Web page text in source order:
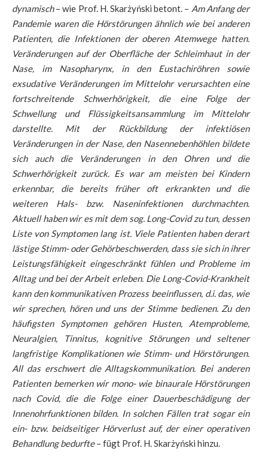
dynamisch– wie Prof. H. Skarżyński betont. – Am Anfang der
Pandemie waren die Hörstörungen ähnlich wie bei anderen
Patienten, die Infektionen der oberen Atemwege hatten.
Veränderungen auf der Oberfläche der Schleimhaut in der
Nase, im Nasopharynx, in den Eustachiröhren sowie
exsudative Veränderungen im Mittelohr verursachten eine
fortschreitende Schwerhörigkeit, die eine Folge der
Schwellung und Flüssigkeitsansammlung im Mittelohr
darstellte. Mit der Rückbildung der infektiösen
Veränderungen in der Nase, den Nasennebenhöhlen bildete
sich auch die Veränderungen in den Ohren und die
Schwerhörigkeit zurück. Es war am meisten bei Kindern
erkennbar, die bereits früher oft erkrankten und die
weiteren Hals- bzw. Naseninfektionen durchmachten.
Aktuell haben wir es mit dem sog. Long-Covid zu tun, dessen
Liste von Symptomen lang ist. Viele Patienten haben derart
lästige Stimm- oder Gehörbeschwerden, dass sie sich in ihrer
Leistungsfähigkeit eingeschränkt fühlen und Probleme im
Alltag und bei der Arbeit erleben. Die Long-Covid-Krankheit
kann den kommunikativen Prozess beeinflussen, d.i. das, wie
wir sprechen, hören und uns der Stimme bedienen. Zu den
häufigsten Symptomen gehören Husten, Atemprobleme,
Neuralgien, Tinnitus, kognitive Störungen und seltener
langfristige Komplikationen wie Stimm- und Hörstörungen.
All das erschwert die Alltagskommunikation. Bei anderen
Patienten bemerken wir mono- wie binaurale Hörstörungen
nach Covid, die die Folge einer Dauerbeschädigung der
Innenohrfunktionen bilden. In solchen Fällen trat sogar ein
ein- bzw. beidseitiger Hörverlust auf, der einer operativen
Behandlung bedurfte– fügt Prof. H. Skarżyński hinzu.